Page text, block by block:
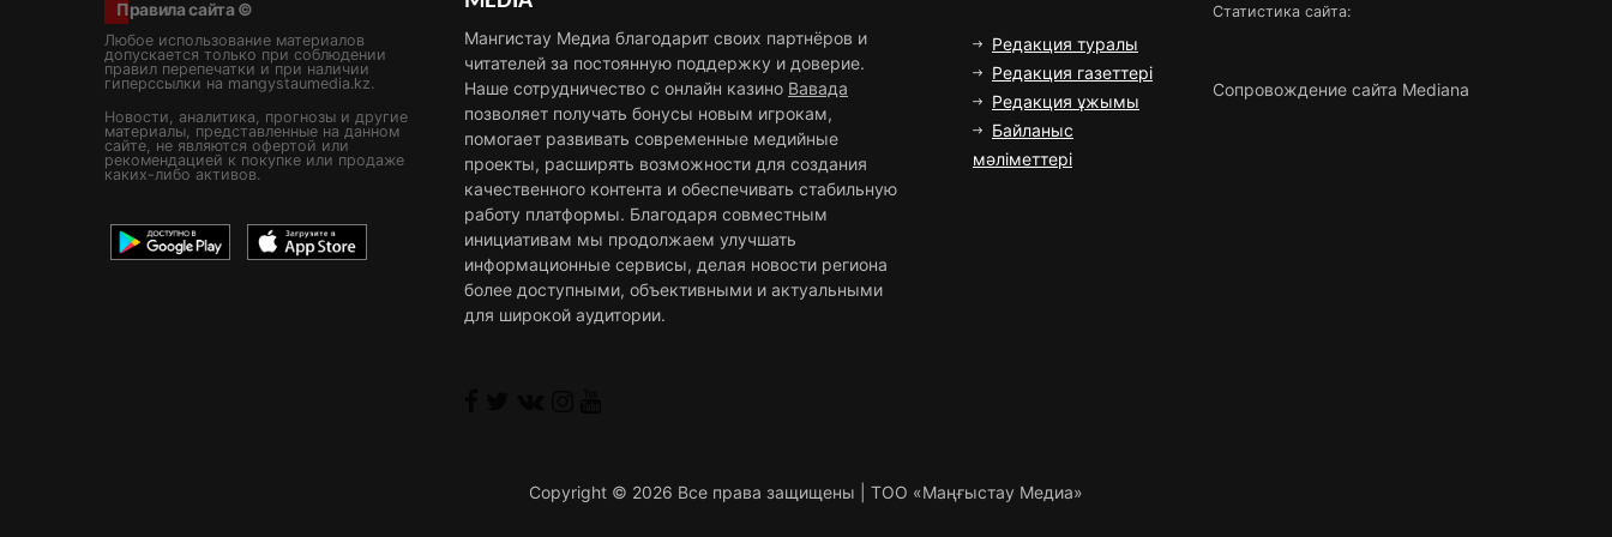
Правила сайта ©
Любое использование материалов
допускается только при соблюдении
правил перепечатки и при наличии
гиперссылки на mangystaumedia.kz.
Новости, аналитика, прогнозы и другие
материалы, представленные на данном
сайте, не являются офертой или
рекомендацией к покупке или продаже
каких-либо активов.
Мангистау Медиа благодарит своих партнёров и
читателей за постоянную поддержку и доверие.
Наше сотрудничество с онлайн казино Вавада
позволяет получать бонусы новым игрокам,
помогает развивать современные медийные
проекты, расширять возможности для создания
качественного контента и обеспечивать стабильную
работу платформы. Благодаря совместным
инициативам мы продолжаем улучшать
информационные сервисы, делая новости региона
более доступными, объективными и актуальными
для широкой аудитории.
Редакция туралы
Редакция газеттері
Редакция ұжымы
Байланыс
мәліметтері
Статистика сайта:
Сопровождение сайта Mediana
Copyright © 2026 Все права защищены | ТОО «Маңғыстау Медиа»